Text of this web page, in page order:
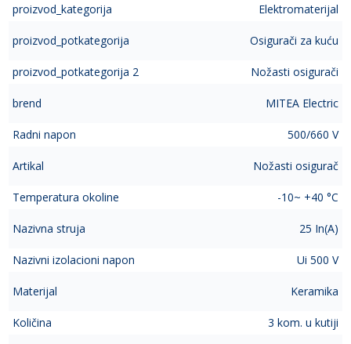
proizvod_kategorija Elektromaterijal
proizvod_potkategorija Osigurači za kuću
proizvod_potkategorija 2 Nožasti osigurači
brend MITEA Electric
Radni napon 500/660 V
Artikal Nožasti osigurač
Temperatura okoline -10~ +40 °C
Nazivna struja 25 In(A)
Nazivni izolacioni napon Ui 500 V
Materijal Keramika
Količina 3 kom. u kutiji